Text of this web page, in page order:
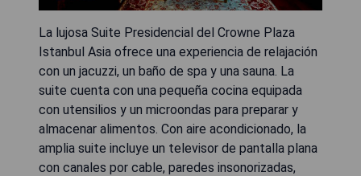
La lujosa Suite Presidencial del Crowne Plaza
Istanbul Asia ofrece una experiencia de relajación
con un jacuzzi, un baño de spa y una sauna. La
suite cuenta con una pequeña cocina equipada
con utensilios y un microondas para preparar y
almacenar alimentos. Con aire acondicionado, la
amplia suite incluye un televisor de pantalla plana
con canales por cable, paredes insonorizadas,